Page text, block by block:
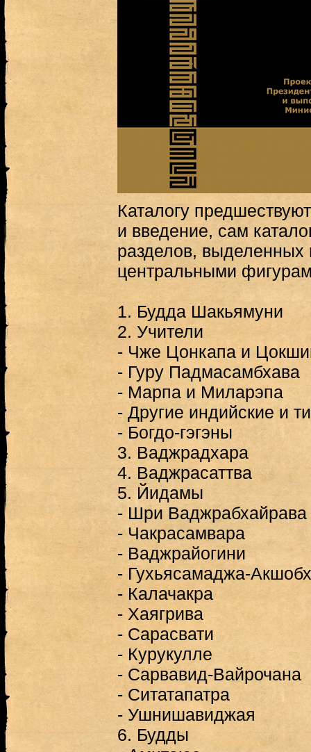
Каталогу
и введение, сам
разделов, выделенных
центральными
1. Будда Шакьямуни
2. Учители
- Чже Цонкапа и
- Гуру Падмасамбхава
- Марпа и Миларэпа
- Другие индийские и
- Богдо-гэгэны
3. Ваджрадхара
4. Ваджрасаттва
5. Йидамы
- Шри Ваджрабхайрава
- Чакрасамвара
- Ваджрайогини
- Гухьясамаджа-
- Калачакра
- Хаягрива
- Сарасвати
- Курукулле
- Сарвавид-Вайрочана
- Ситатапатра
- Ушнишавиджая
6. Будды